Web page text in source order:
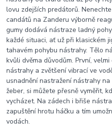
lovu zdejších predátorů.
candátů na Zanderu výborně
gumy dodává nástraze ladný
každé situaci, ať už při klasickém
tahavém pohybu nástrahy. Tělo
kvůli dvěma důvodům. První,
nástrahy a zvětšení vibrací ve
usnadnění nastražení nástrahy
žeber, si můžete přesně vyměřit,
vycházet. Na zádech i břiše
zapuštění hrotu háčku a tím
vodách.